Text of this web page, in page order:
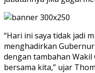
“Hari ini saya tidak jadi
menghadirkan
dengan tambahan
bersama kita,” ujar